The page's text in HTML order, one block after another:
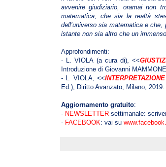
avvenire giudiziario, oramai non
matematica, che sia la realtà
dell’universo sia matematica e
istante non sia altro che un
Approfondimenti:
- L. VIOLA (a cura di), <<
Introduzione di Giovanni
- L. VIOLA, <<
Ed.), Diritto Avanzato, Milano, 2019.
Aggiornamento gratuito:
- NEWSLETTER settimanale:
- FACEBOOK: vai su